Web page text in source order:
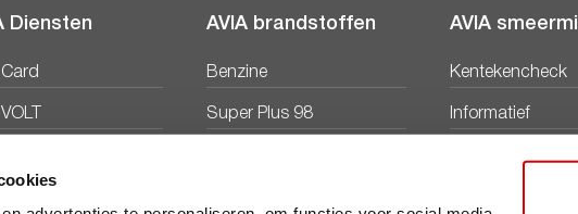
Diensten
Card
AVIA brandstoffen
Benzine
Super Plus 98
AVIA
Kentekencheck
Informatief